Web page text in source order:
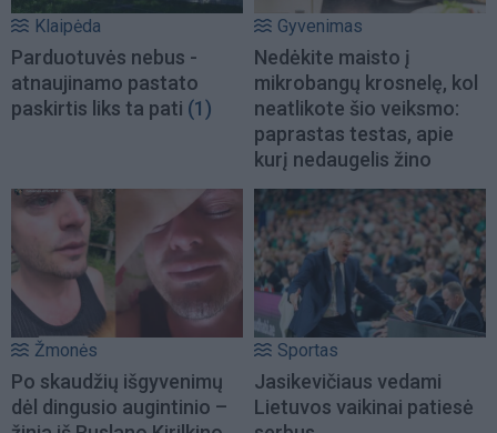
Klaipėda
Parduotuvės nebus -
atnaujinamo pastato
paskirtis liks ta pati (1)
Gyvenimas
Nedėkite maisto į
mikrobangų krosnelę, kol
neatlikote šio veiksmo:
paprastas testas, apie
kurį nedaugelis žino
Žmonės
Po skaudžių išgyvenimų
dėl dingusio augintinio –
Sportas
Jasikevičiaus vedami
Lietuvos vaikinai patiesė